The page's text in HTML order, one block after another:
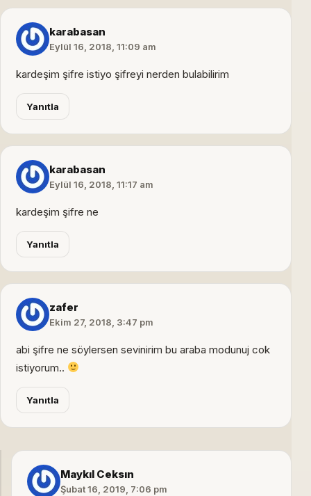
karabasan
Eylül 16, 2018, 11:09 am
kardeşim şifre istiyo şifreyi nerden bulabilirim
Yanıtla
karabasan
Eylül 16, 2018, 11:17 am
kardeşim şifre ne
Yanıtla
zafer
Ekim 27, 2018, 3:47 pm
abi şifre ne söylersen sevinirim bu araba modunuj cok
istiyorum..
Yanıtla
Maykıl Ceksın
Şubat 16, 2019, 7:06 pm